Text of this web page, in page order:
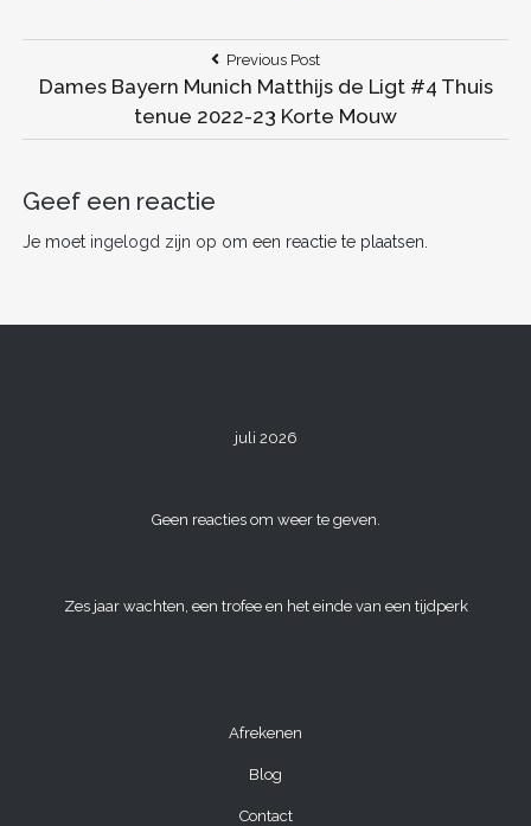
c
e
b
o
k
itt
er
ai
l
er
e
st
d
di
t
k
e
dI
e
n
navigatie
Previous PostPrevious
Post:
Dames Bayern Munich Matthijs de Ligt #4 Thuis
tenue 2022-23 Korte Mouw
Geef een reactie
Je moet ingelogd zijn op om een reactie te plaatsen.
juli 2026
Geen reacties om weer te geven.
Zes jaar wachten, een trofee en het einde van een tijdperk
Afrekenen
Blog
Contact